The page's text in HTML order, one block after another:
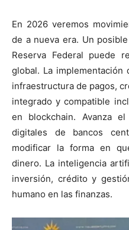
En 2026 veremos
de a nueva era. Un
Reserva Federal puede
global. La implementación
infraestructura de pagos,
integrado y compatible
en blockchain. Avanza
digitales de bancos
modificar la forma en
dinero. La inteligencia
inversión, crédito y
humano en las finanzas.